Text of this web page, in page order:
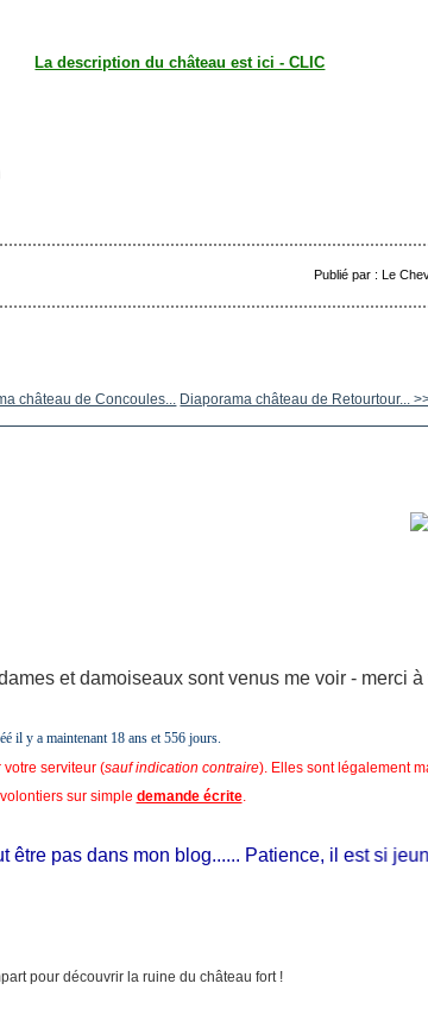
La description du château est ici - CLIC
Publié par : Le
château de Concoules... Diaporama château de Retourtour...
et damoiseaux sont venus me voir - merci à
il y a maintenant 18 ans et556 jours.
serviteur (sauf indication contraire). Elles sont légalement
sur simple demande écrite.
pas dans mon blog...... Patience, il est si